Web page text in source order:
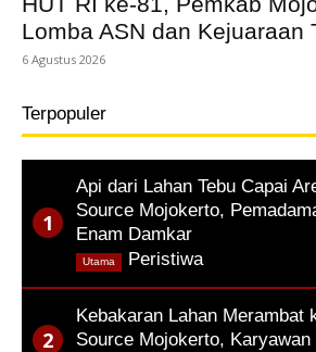
Lomba ASN dan Kejuaraan
6 Agustus 2026
Terpopuler
Api dari Lahan Tebu Capai
Source Mojokerto,
Enam Damkar
Peristiwa
Utama
Kebakaran Lahan Merambat
Source Mojokerto,